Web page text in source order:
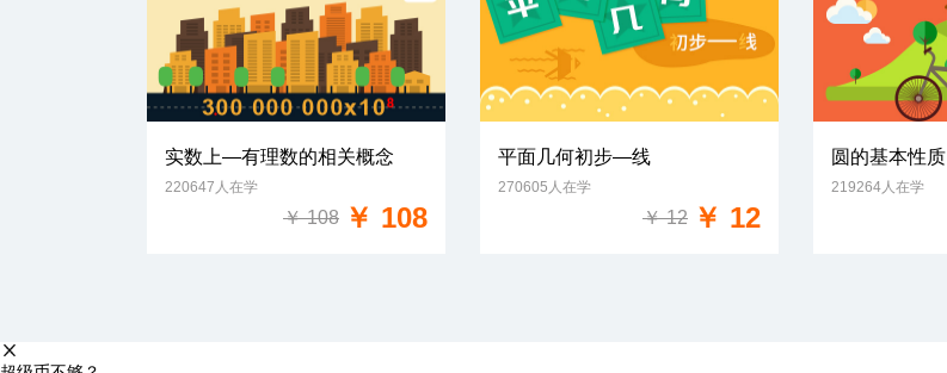
实数上—有理数的相关概念
220647人在学
￥ 108 ￥ 108
平面几何初步—线
270605人在学
￥ 12 ￥ 12
圆的基本性质
219264人在学